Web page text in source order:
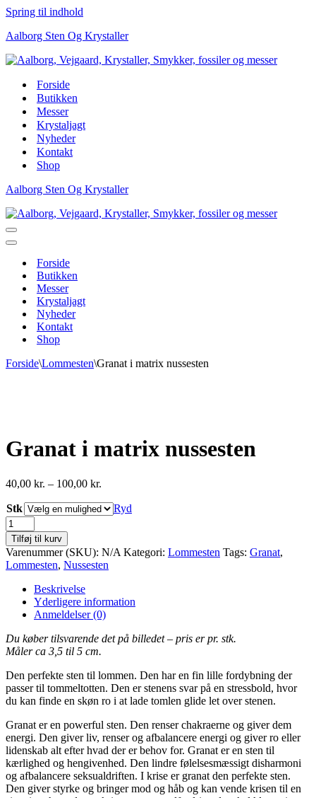
Spring til indhold
Aalborg Sten Og Krystaller
Forside
Butikken
Messer
Krystaljagt
Nyheder
Kontakt
Shop
Aalborg Sten Og Krystaller
Navigation
menu
Navigation
Forside
Butikken
Messer
Krystaljagt
Nyheder
Kontakt
Shop
Forside\Lommesten\Granat i matrix nussesten
Granat i matrix nussesten
40,00 kr. – 100,00 kr.
til
Stk
Ryd
Granat
i
matrix
nussesten
antal
Tilføj til kurv
Varenummer (SKU): N/A Kategori: Lommesten Tags: Granat,
Lommesten, Nussesten
Beskrivelse
Yderligere information
Anmeldelser (0)
Du køber tilsvarende det på billedet – pris er pr. stk.
Måler ca 3,5 til 5 cm.
Den perfekte sten til lommen. Den har en fin lille fordybning der
passer til tommeltotten. Den er stenens svar på en stressbold, hvor
du kan finde en skøn ro i at lade tomlen glide let over stenen.
Granat er en powerful sten. Den renser chakraerne og giver dem
energi. Den giver liv, renser og afbalancere energi og giver ro eller
lidenskab alt efter hvad der er behov for. Granat er en sten til
kærlighed og hengivenhed. Den lindre følelsesmæssigt disharmoni
og afbalancere seksualdriften. I krise er granat den perfekte sten.
Den giver styrke og bringer mod og håb og kan vende krisen til en